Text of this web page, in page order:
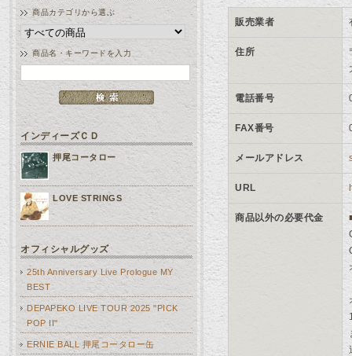
商品カテゴリから選ぶ
商品名・キーワードを入力
インディーズＣＤ
押尾コータロー
LOVE STRINGS
オフィシャルグッズ
25th Anniversary Live Prologue MY
BEST
DEPAPEKO LIVE TOUR 2025 "PICK
POP II"
ERNIE BALL 押尾コータロー缶
販売業者
住所
電話番号
FAX番号
メールアドレス
URL
商品以外の必要代金